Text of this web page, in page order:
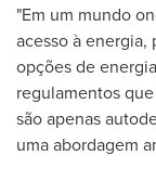
"Em um mundo
acesso à energia,
opções de
regulamentos
são apenas
uma abordagem